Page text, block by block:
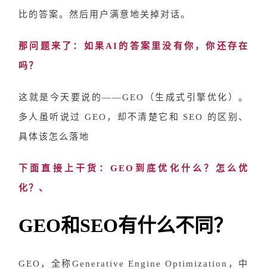
比的答案。然后用户满意地关掉对话。
那问题来了：如果 AI的答案里没有你，你还存在
吗？
这就是今天要说的——GEO（生成式引擎优化）。
多人虽听说过 GEO，却不清楚它和 SEO 的区别、
具体该怎么落地
下面直接上干货： GEO到底优化什么？怎么优
化？、
GEO和SEO有什么不同？
GEO，全称Generative Engine Optimization，中